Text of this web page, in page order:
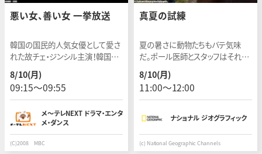
悪い女、善い女 一挙放送
韓国の国民的人気女優として愛さ
れた故チェ・ジンシル主演！韓国で
最高視聴率２３．７％を記録した愛
憎名作ドラマ！
8/10(月)
09:15〜09:55
メ〜テレNEXT ドラマ・エンタ
メ・ダンス
(C)2008 MBC
真夏の試練
夏の暑さに動物たちもバテ気味
だ。ポール医師とスタッフはそれぞ
れ農場に動物たちを助けに向か
う。そして猛烈な暑さとにおいに、
彼らの疲労はピークに達する。
8/10(月)
11:00〜12:00
ナショナル ジオグラフィック
(c) National Geographic Channels